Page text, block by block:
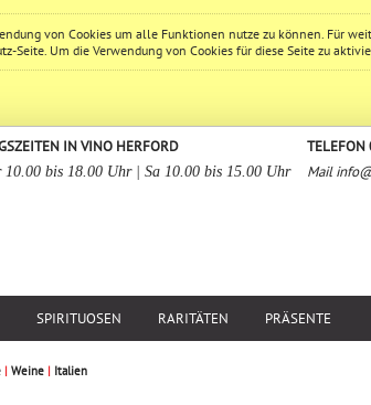
von Cookies um alle Funktionen nutze zu können. Für
-Seite. Um die Verwendung von Cookies für diese Seite zu
IN VINO HERFORD
bis 18.00 Uhr | Sa 10.00 bis 15.00 Uhr
Mail
SPIRITUOSEN RARITÄTEN PRÄSENTE
| Weine | Italien